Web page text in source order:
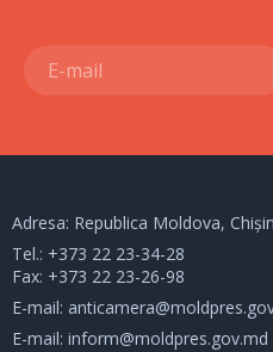
Adresa: Republica Moldova,
Tel.: +373 22 23-34-28
Fax: +373 22 23-26-98
E-mail:
E-mail: inform@moldpres.gov.md